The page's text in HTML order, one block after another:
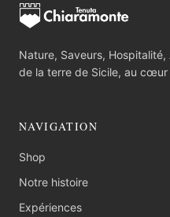
Nature, Saveurs,
de la terre de Sicile, au
NAVIGATION
Shop
Notre histoire
Expériences